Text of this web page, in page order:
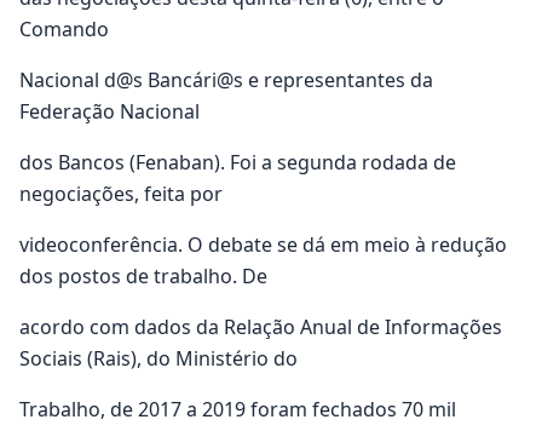
Comando
Nacional d@s Bancári@s e representantes da
Federação Nacional
dos Bancos (Fenaban). Foi a segunda rodada de
negociações, feita por
videoconferência. O debate se dá em meio à redução
dos postos de trabalho. De
acordo com dados da Relação Anual de Informações
Sociais (Rais), do Ministério do
Trabalho, de 2017 a 2019 foram fechados 70 mil